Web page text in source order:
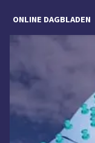
ONLINE DAGBLADEN